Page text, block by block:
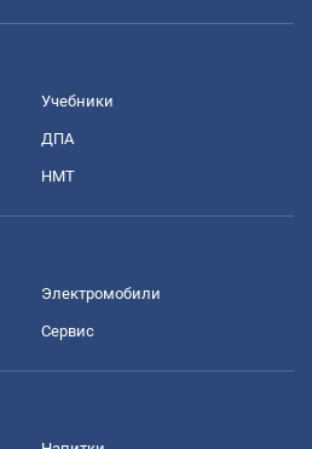
Учебники
ДПА
НМТ
Электромобили
Сервис